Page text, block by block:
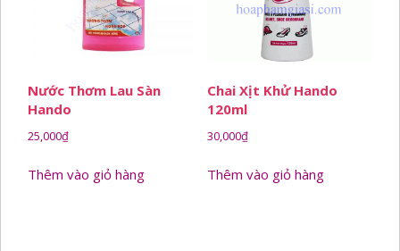
Nước Thơm Lau Sàn
Hando
25,000₫
Thêm vào giỏ hàng
Chai Xịt Khử Hando
120ml
30,000₫
Thêm vào giỏ hàng